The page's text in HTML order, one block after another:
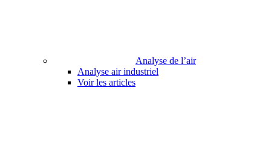
Analyse de l’air
Analyse air industriel
Voir les articles